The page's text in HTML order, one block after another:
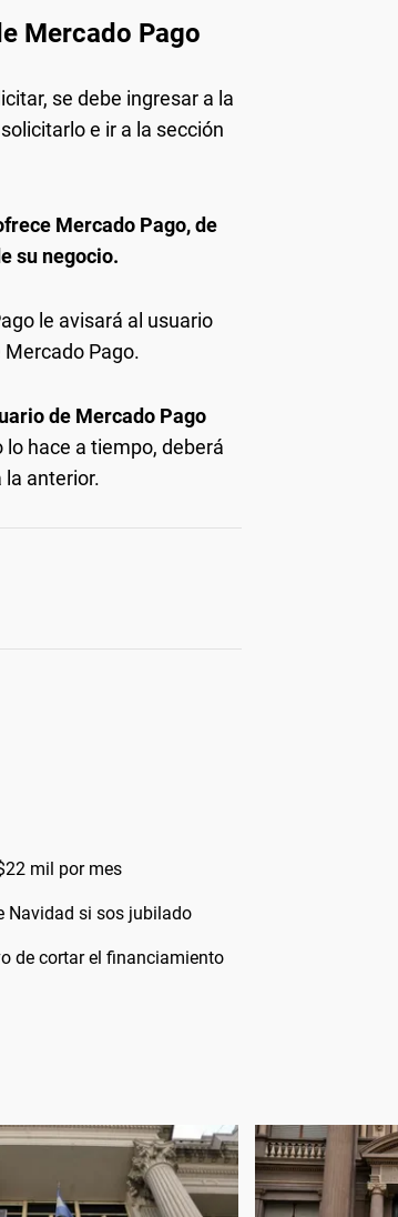
Mercado Pago
se debe ingresar a la
e ir a la sección
Mercado Pago, de
su negocio.
le avisará al usuario
Pago.
de Mercado Pago
lo hace a tiempo, deberá
la anterior.
mil por mes
Navidad si sos jubilado
de cortar el financiamiento